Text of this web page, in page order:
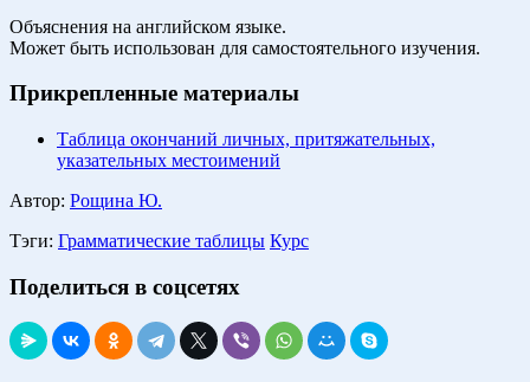
Объяснения на английском языке.
Может быть использован для самостоятельного изучения.
Прикрепленные материалы
Таблица окончаний личных, притяжательных,
указательных местоимений
Автор: Рощина Ю.
Тэги: Грамматические таблицы Курс
Поделиться в соцсетях